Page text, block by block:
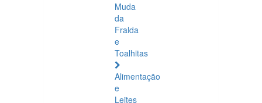
Muda
da
Fralda
e
Toalhitas
Alimentação
e
Leites